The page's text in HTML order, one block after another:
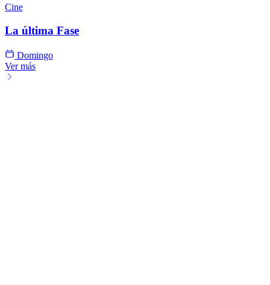
Cine
La última Fase
Domingo
Ver más